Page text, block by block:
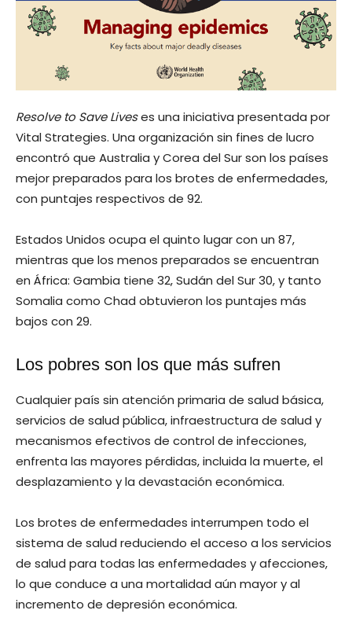
Resolve to Save Liveses una iniciativa presentada por
Vital Strategies. Una organización sin fines de lucro
encontró que Australia y Corea del Sur son los países
mejor preparados para los brotes de enfermedades,
con puntajes respectivos de 92.
Estados Unidos ocupa el quinto lugar con un 87,
mientras que los menos preparados se encuentran
en África: Gambia tiene 32, Sudán del Sur 30, y tanto
Somalia como Chad obtuvieron los puntajes más
bajos con 29.
Los pobres son los que más sufren
Cualquier país sin atención primaria de salud básica,
servicios de salud pública, infraestructura de salud y
mecanismos efectivos de control de infecciones,
enfrenta las mayores pérdidas, incluida la muerte, el
desplazamiento y la devastación económica.
Los brotes de enfermedades interrumpen todo el
sistema de salud reduciendo el acceso a los servicios
de salud para todas las enfermedades y afecciones,
lo que conduce a una mortalidad aún mayor y al
incremento de depresión económica.